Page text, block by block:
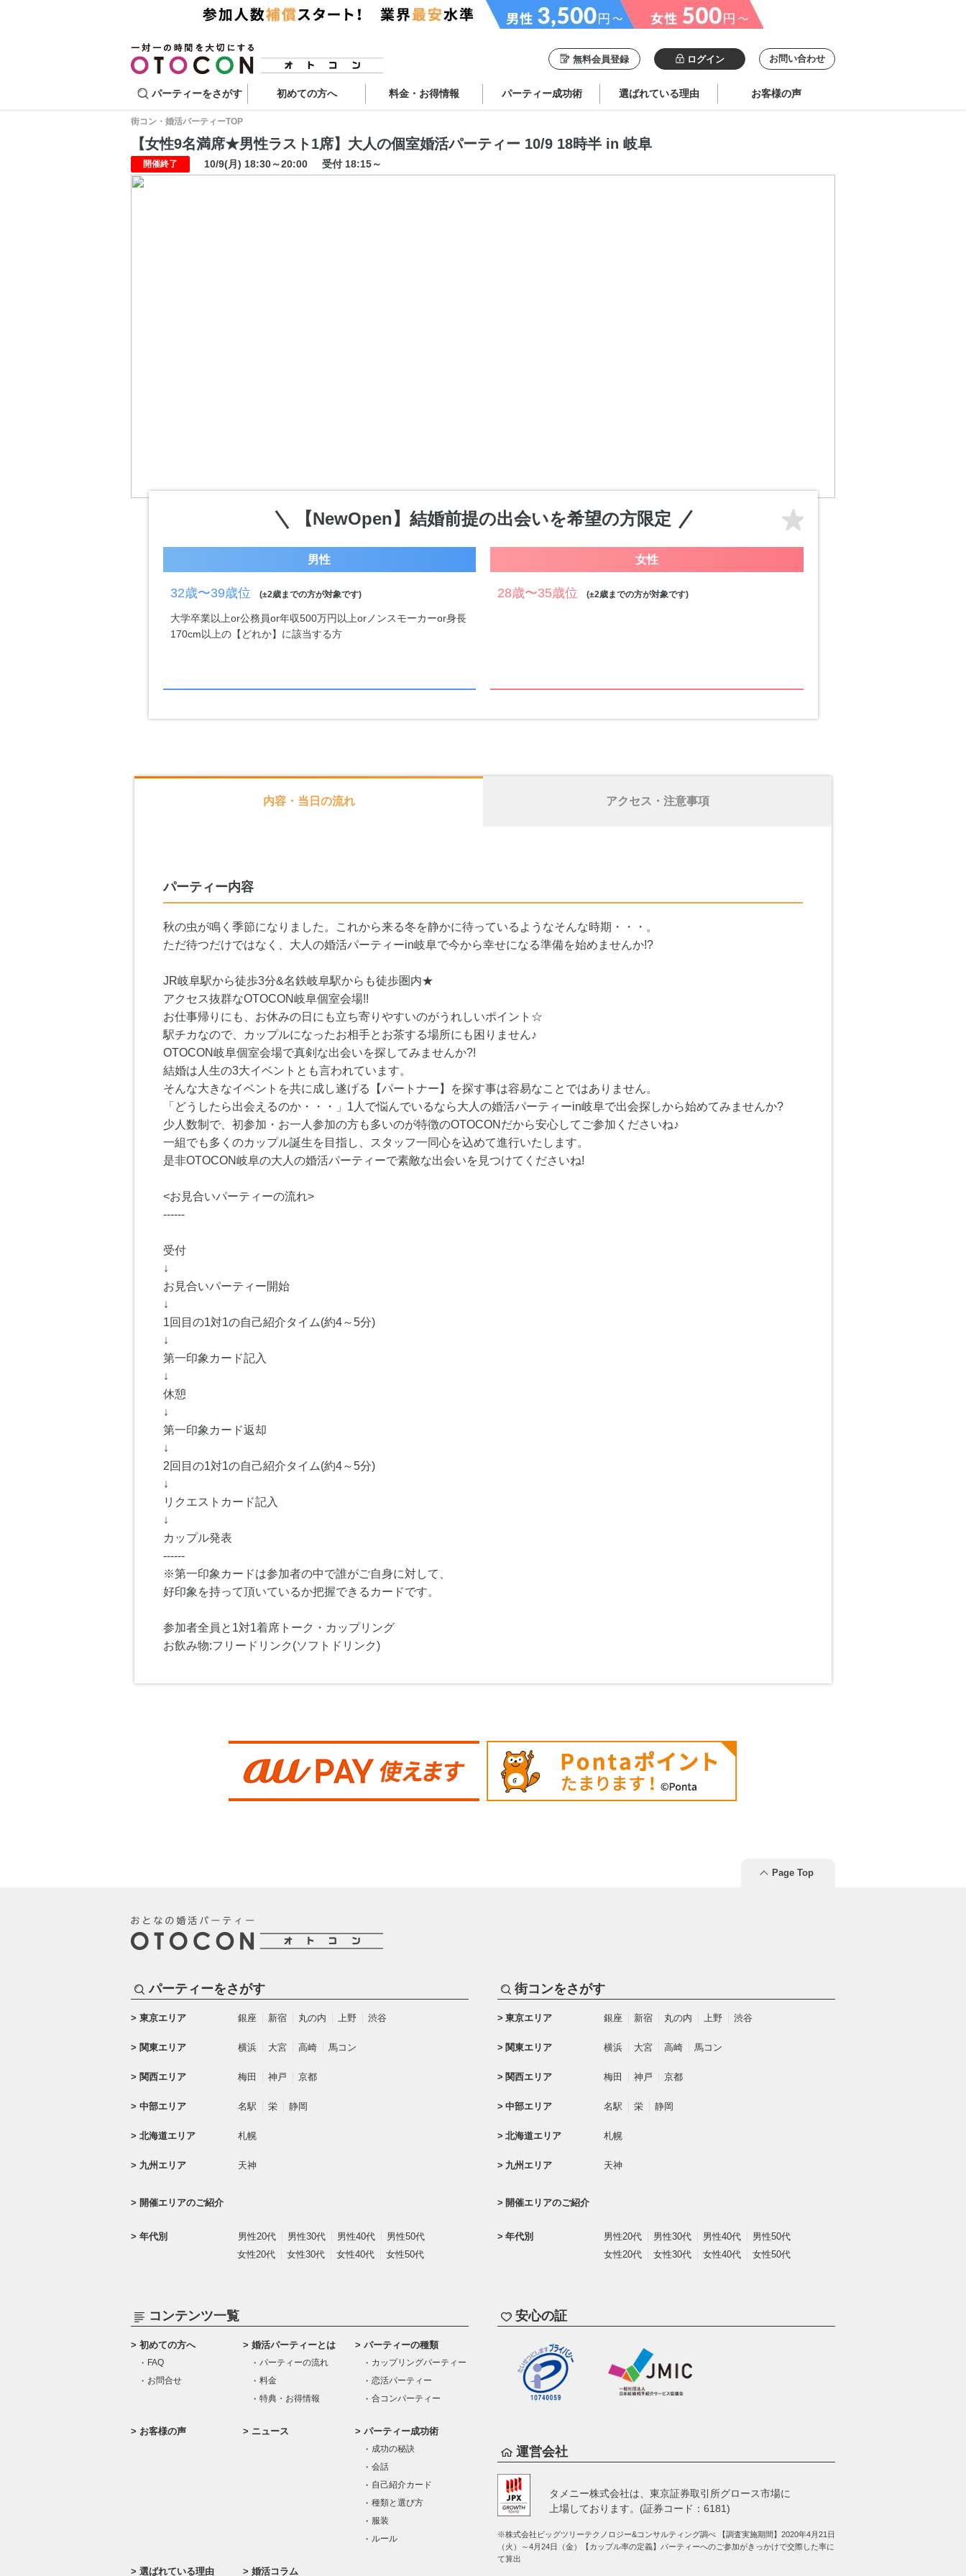
無料会員登録 ログイン お問い合わせ
パーティーをさがす 初めての方へ 料金・お得情報 パーティー成功術 選ばれている理由 お客様の声
街コン・婚活パーティーTOP
【女性9名満席★男性ラスト1席】大人の個室婚活パーティー 10/9 18時半 in 岐阜
開催終了 10/9(月) 18:30～20:00 受付 18:15～
【NewOpen】結婚前提の出会いを希望の方限定
男性
32歳〜39歳位 (±2歳までの方が対象です)
大学卒業以上or公務員or年収500万円以上orノンスモーカーor身長
170cm以上の【どれか】に該当する方
女性
28歳〜35歳位 (±2歳までの方が対象です)
内容・当日の流れ アクセス・注意事項
パーティー内容
秋の虫が鳴く季節になりました。これから来る冬を静かに待っているようなそんな時期・・・。
ただ待つだけではなく、大人の婚活パーティーin岐阜で今から幸せになる準備を始めませんか!?
JR岐阜駅から徒歩3分&名鉄岐阜駅からも徒歩圏内★
アクセス抜群なOTOCON岐阜個室会場!!
お仕事帰りにも、お休みの日にも立ち寄りやすいのがうれしいポイント☆
駅チカなので、カップルになったお相手とお茶する場所にも困りません♪
OTOCON岐阜個室会場で真剣な出会いを探してみませんか?!
結婚は人生の3大イベントとも言われています。
そんな大きなイベントを共に成し遂げる【パートナー】を探す事は容易なことではありません。
「どうしたら出会えるのか・・・」1人で悩んでいるなら大人の婚活パーティーin岐阜で出会探しから始めてみませんか?
少人数制で、初参加・お一人参加の方も多いのが特徴のOTOCONだから安心してご参加くださいね♪
一組でも多くのカップル誕生を目指し、スタッフ一同心を込めて進行いたします。
是非OTOCON岐阜の大人の婚活パーティーで素敵な出会いを見つけてくださいね!
<お見合いパーティーの流れ>
------
受付
↓
お見合いパーティー開始
↓
1回目の1対1の自己紹介タイム(約4～5分)
↓
第一印象カード記入
↓
休憩
↓
第一印象カード返却
↓
2回目の1対1の自己紹介タイム(約4～5分)
↓
リクエストカード記入
↓
カップル発表
------
※第一印象カードは参加者の中で誰がご自身に対して、
好印象を持って頂いているか把握できるカードです。
参加者全員と1対1着席トーク・カップリング
お飲み物:フリードリンク(ソフトドリンク)
Page Top
パーティーをさがす
東京エリア 銀座 新宿 丸の内 上野 渋谷
関東エリア 横浜 大宮 高崎 馬コン
関西エリア 梅田 神戸 京都
中部エリア 名駅 栄 静岡
北海道エリア 札幌
九州エリア 天神
開催エリアのご紹介
年代別 男性20代 男性30代 男性40代
男性50代
女性20代
女性30代 女性40代 女性50代
街コンをさがす
東京エリア 銀座 新宿 丸の内 上野 渋谷
関東エリア 横浜 大宮 高崎 馬コン
関西エリア 梅田 神戸 京都
中部エリア 名駅 栄 静岡
北海道エリア 札幌
九州エリア 天神
開催エリアのご紹介
年代別 男性20代 男性30代 男性40代
男性50代
女性20代
女性30代 女性40代 女性50代
コンテンツ一覧
初めての方へ
FAQ
お問合せ
婚活パーティーとは
パーティーの流れ
料金
特典・お得情報
パーティーの種類
カップリングパーティー
恋活パーティー
合コンパーティー
お客様の声 ニュース パーティー成功術
成功の秘訣
会話
自己紹介カード
種類と選び方
服装
ルール
選ばれている理由 婚活コラム
安心の証
運営会社
タメニー株式会社は、 東京証券取引所グロース市場に
上場しております。(証券コード：6181)
※株式会社ビッグツリーテクノロジー&コンサルティング調べ 【調査実施期間】2020年4月21日
（火）～4月24日（金）【カップル率の定義】パーティーへのご参加がきっかけで交際した率に
て算出